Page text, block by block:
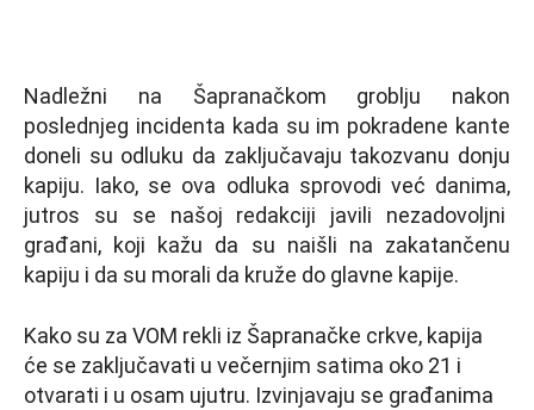
Nadležni na Šapranačkom groblju nakon
poslednjeg incidenta kada su im pokradene kante
doneli su odluku da zaključavaju takozvanu donju
kapiju. Iako, se ova odluka sprovodi već danima,
jutros su se našoj redakciji javili nezadovoljni
građani, koji kažu da su naišli na zakatančenu
kapiju i da su morali da kruže do glavne kapije.
Kako su za VOM rekli iz Šapranačke crkve, kapija
će se zaključavati u večernjim satima oko 21 i
otvarati i u osam ujutru. Izvinjavaju se građanima